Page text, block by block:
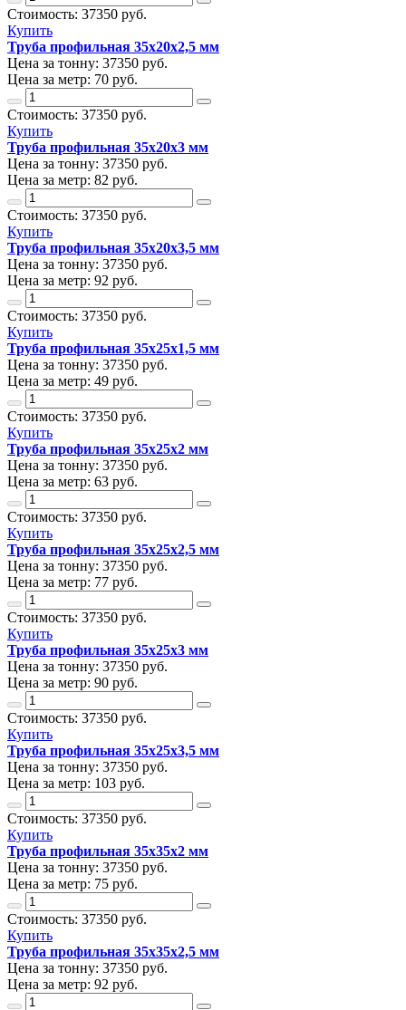
Стоимость: 37350 руб.
Купить
Труба профильная 35х20х2,5 мм
Цена за тонну: 37350 руб.
Цена за метр: 70 руб.
Стоимость: 37350 руб.
Купить
Труба профильная 35х20х3 мм
Цена за тонну: 37350 руб.
Цена за метр: 82 руб.
Стоимость: 37350 руб.
Купить
Труба профильная 35х20х3,5 мм
Цена за тонну: 37350 руб.
Цена за метр: 92 руб.
Стоимость: 37350 руб.
Купить
Труба профильная 35х25х1,5 мм
Цена за тонну: 37350 руб.
Цена за метр: 49 руб.
Стоимость: 37350 руб.
Купить
Труба профильная 35х25х2 мм
Цена за тонну: 37350 руб.
Цена за метр: 63 руб.
Стоимость: 37350 руб.
Купить
Труба профильная 35х25х2,5 мм
Цена за тонну: 37350 руб.
Цена за метр: 77 руб.
Стоимость: 37350 руб.
Купить
Труба профильная 35х25х3 мм
Цена за тонну: 37350 руб.
Цена за метр: 90 руб.
Стоимость: 37350 руб.
Купить
Труба профильная 35х25х3,5 мм
Цена за тонну: 37350 руб.
Цена за метр: 103 руб.
Стоимость: 37350 руб.
Купить
Труба профильная 35х35х2 мм
Цена за тонну: 37350 руб.
Цена за метр: 75 руб.
Стоимость: 37350 руб.
Купить
Труба профильная 35х35х2,5 мм
Цена за тонну: 37350 руб.
Цена за метр: 92 руб.